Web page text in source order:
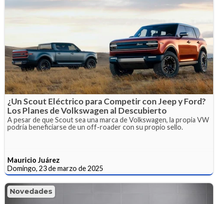
¿Un Scout Eléctrico para Competir con Jeep y Ford?
Los Planes de Volkswagen al Descubierto
A pesar de que Scout sea una marca de Volkswagen, la propia VW
podría beneficiarse de un off-roader con su propio sello.
Mauricio Juárez
Domingo, 23 de marzo de 2025
Novedades